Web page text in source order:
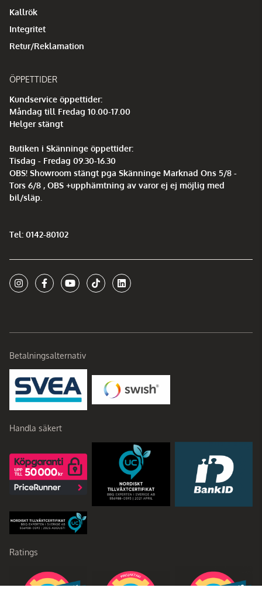
Kallrök
Integritet
Retur/Reklamation
ÖPPETTIDER
Kundservice öppettider:
Måndag till Fredag 10.00-17.00
Helger stängt
Butiken i Skänninge öppettider:
Tisdag - Fredag 09.30-16.30
OBS! Showroom stängt pga Skänninge Marknad Ons 5/8 -
Tors 6/8 , OBS +upphämtning av varor ej ej möjlig med
bil/släp.
Tel: 0142-80102
Betalningsalternativ
Handla säkert
Ratings